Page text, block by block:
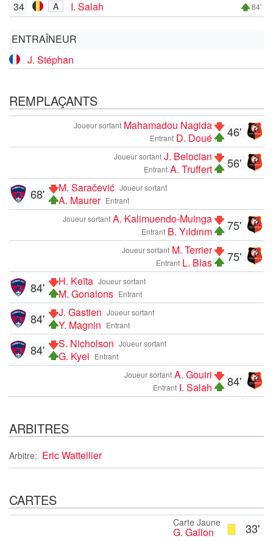
34 A I. Salah 84'
ENTRAÎNEUR
J. Stéphan
REMPLAÇANTS
46'
Joueur sortant Mahamadou Nagida
Entrant D. Doué
56'
Joueur sortant J. Belocian
Entrant A. Truffert
Joueur sortant
M. Saračević
Entrant
A. Maurer
68'
75'
Joueur sortant A. Kalimuendo-Muinga
Entrant B. Yıldırım
75'
Joueur sortant M. Terrier
Entrant L. Blas
Joueur sortant
H. Keïta
Entrant
M. Gonalons
84'
Joueur sortant
J. Gastien
Entrant
Y. Magnin
84'
Joueur sortant
S. Nicholson
Entrant
G. Kyei
84'
84'
Joueur sortant A. Gouiri
Entrant I. Salah
ARBITRES
Arbitre: Eric Wattellier
CARTES
33'
Carte Jaune
G. Gallon